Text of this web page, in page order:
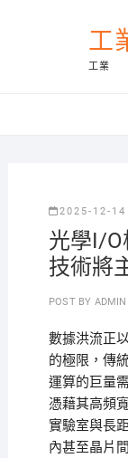
工
工業
2025-12-14
光學I/O
技術將
POST BY ADMIN
數據洪流正
的極限，傳
運算的巨量
憑藉其高頻
實驗室與長
內甚至晶片